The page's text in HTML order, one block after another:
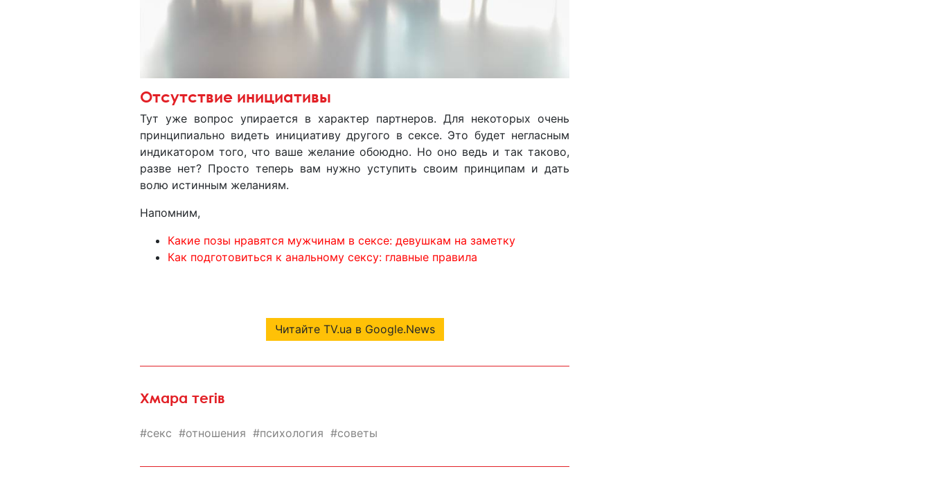
Отсутствие инициативы
Тут уже вопрос упирается в характер партнеров. Для некоторых очень
принципиально видеть инициативу другого в сексе. Это будет негласным
индикатором того, что ваше желание обоюдно. Но оно ведь и так таково,
разве нет? Просто теперь вам нужно уступить своим принципам и дать
волю истинным желаниям.
Напомним,
Какие позы нравятся мужчинам в сексе: девушкам на заметку
Как подготовиться к анальному сексу: главные правила
Читайте TV.ua в Google.News
Хмара тегів
секс отношения психология советы